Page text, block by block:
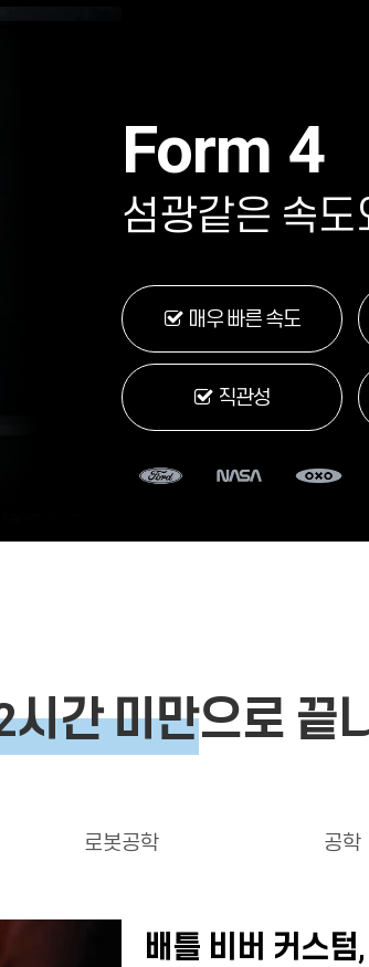
Form 4
섬광같은 속
매우 빠른 속도
직관성
시간 미만으로 끝
로봇공학 공학
배틀 비버 커스